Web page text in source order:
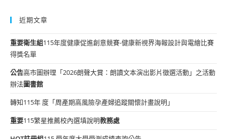
近期文章
重要衛生組115年度健康促進創意競賽-健康新視界海報設計與電繪比賽
得獎名單
公告高市圖辦理「2026朗聲大賞：朗讀文本演出影片徵選活動」之活動
辦法圖書館
轉知115年 度「周產期高風險孕產婦追蹤關懷計畫說明」
重要115繁星推薦校內選填說明教務處